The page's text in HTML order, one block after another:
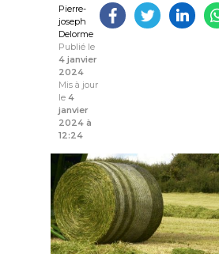
Pierre-
joseph
Delorme
Publié le
4 janvier
2024
Mis à jour
le 4
janvier
2024 à
12:24